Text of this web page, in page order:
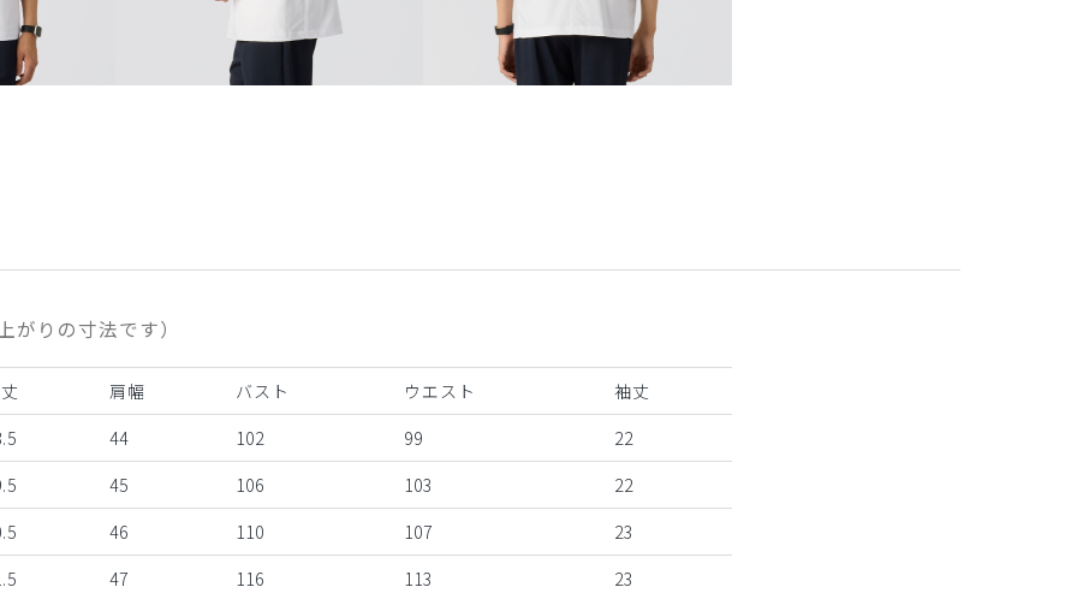
がりの寸法です）
肩幅 バスト ウエスト
袖丈
44 102 99
22
45 106 103
22
46 110 107
23
47 116 113
23